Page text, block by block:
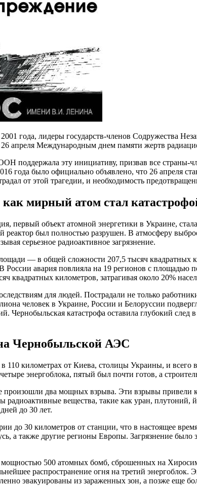
года, лидеры государств-членов Содружества
апреля Международным днем памяти жертв
поддержала эту инициативу, призвав все
года было официально объявлено, что 26 апреля
от этой трагедии, и необходимость
мирный атом стал
первый объект атомной энергетики в Украине,
реактор был полностью разрушен. В атмосферу
серьезное радиоактивное загрязнение.
— в общей сложности 207,5 тысяч квадратных
России авария повлияла на 19 регионов с
квадратных километров, затрагивая около 20%
для людей. Пострадали не только
человек в Украине, России и Белоруссии
Чернобыльская катастрофа оставила глубокий
Чернобыльской АЭС
110 километрах от Киева, столицы Украины, и
энергоблока, пятый был почти готов, а
произошли два мощных взрыва. Эти взрывы
радиоактивные вещества, такие как уран,
до 30 лет.
до 30 километров от станции, что в настоящее
а также другие регионы Европы. Загрязнение
500 атомных бомб, сброшенных на
распространение огня на третий энергоблок.
эвакуированы из зараженных зон, а позже еще